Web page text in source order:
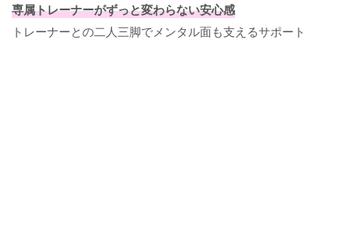
専属トレーナーがずっと変わらない安心感
トレーナーとの二人三脚でメンタル面も支えるサポート